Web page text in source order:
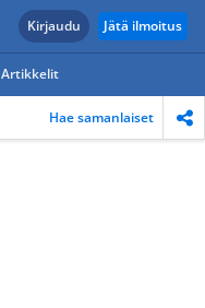
Kirjaudu Jätä ilmoitus
Artikkelit
Hae samanlaiset